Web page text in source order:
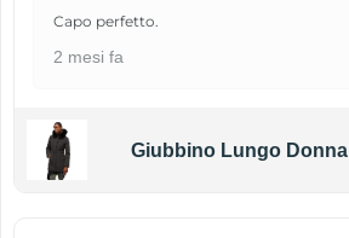
Capo perfetto.
2 mesi fa
Giubbino Lungo Donna